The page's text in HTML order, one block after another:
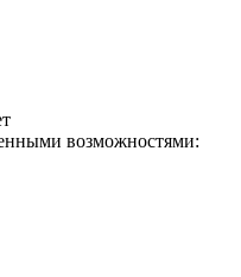
возможностями: